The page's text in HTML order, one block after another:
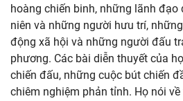
hoàng chiến binh, những lãnh đạo
niên và những người hưu trí,
động xã hội và những người đấu
phương. Các bài diễn thuyết của
chiến đấu, những cuộc bút chiến
chiêm nghiệm phản tỉnh. Họ nói